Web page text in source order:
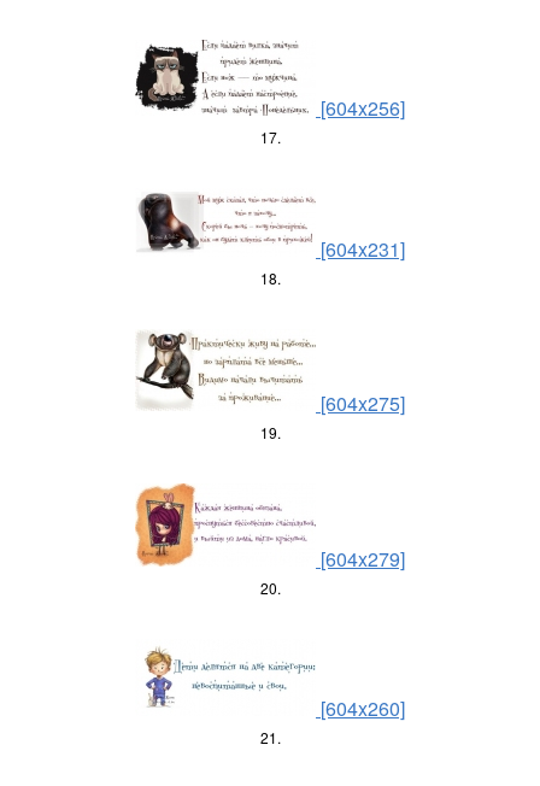
[604x256]
17.
[604x231]
18.
[604x275]
19.
[604x279]
20.
[604x260]
21.